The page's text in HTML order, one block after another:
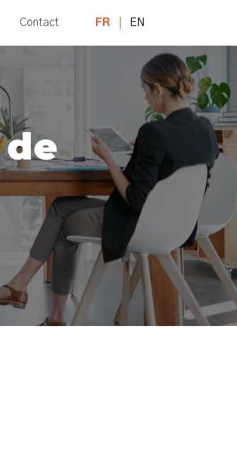
Contact FR EN
de